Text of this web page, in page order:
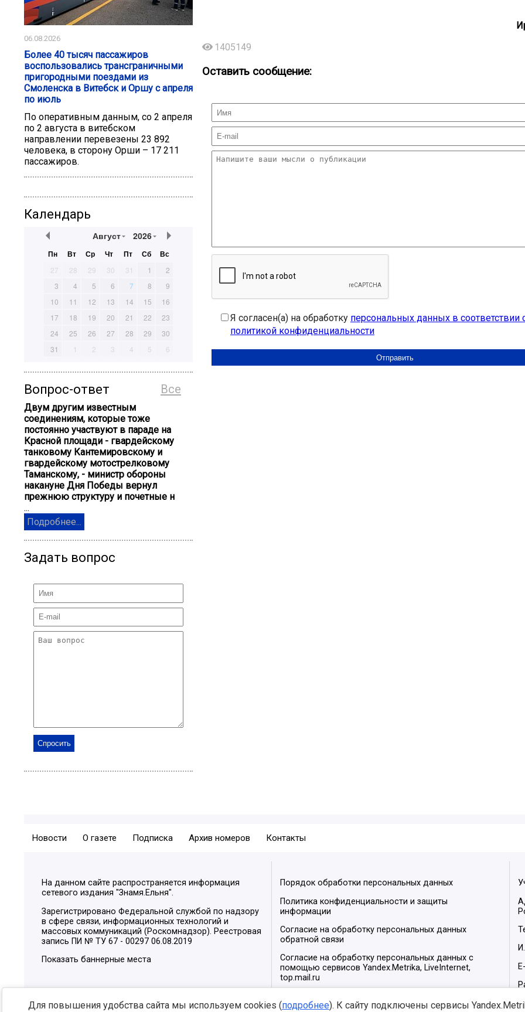
06.08.2026
Более 40 тысяч пассажиров
воспользовались трансграничными
пригородными поездами из
Смоленска в Витебск и Оршу с апреля
по июль
По оперативным данным, со 2 апреля
по 2 августа в витебском
направлении перевезены 23 892
человека, в сторону Орши – 17 211
пассажиров.
Календарь
Август 2026
Пн Вт Ср Чт Пт Сб Вс
27 28 29 30 31 1
2
3
4 5 6 7 8
9
10
11 12 13 14 15
16
17
18 19 20 21 22
23
24
25 26 27 28 29
30
31
1 2 3 4 5 6
Все
Вопрос-ответ
Двум другим известным
соединениям, которые тоже
постоянно участвуют в параде на
Красной площади - гвардейскому
танковому Кантемировскому и
гвардейскому мотострелковому
Таманскому, - министр обороны
накануне Дня Победы вернул
прежнюю структуру и почетные н
...
Подробнее...
Задать вопрос
1405149
Оставить сообщение:
Я согласен(а) на обработку персональных данных в соответствии
политикой конфиденциальности
Новости О газете Подписка Архив номеров Контакты
На данном сайте распространяется информация
сетевого издания "Знамя.Ельня".
Зарегистрировано Федеральной службой по надзору
в сфере связи, информационных технологий и
массовых коммуникаций (Роскомнадзор). Реестровая
запись ПИ № ТУ 67 - 00297 06.08.2019
Показать баннерные места
Порядок обработки персональных данных
Политика конфиденциальности и защиты
информации
Согласие на обработку персональных данных
обратной связи
Согласие на обработку персональных данных с
помощью сервисов Yandex.Metrika, LiveInternet,
top.mail.ru
Для повышения удобства сайта мы используем cookies (подробнее). К сайту подключены сервисы